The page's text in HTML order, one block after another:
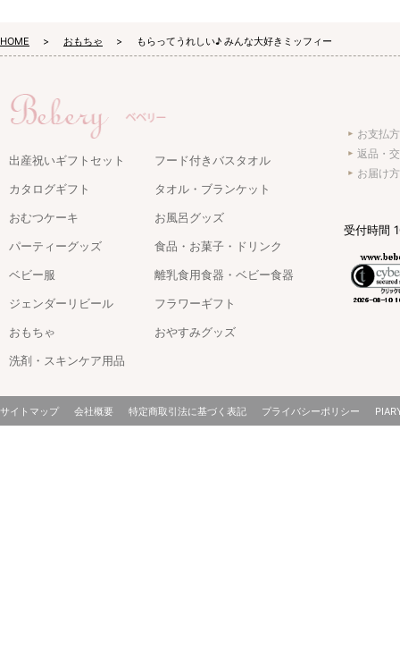
HOME おもちゃ もらってうれしい♪ みんな大好きミッフィー
出産祝いギフトセット
フード付きバスタオル
カタログギフト
タオル・ブランケット
おむつケーキ
お風呂グッズ
パーティーグッズ
食品・お菓子・ドリンク
ベビー服
離乳食用食器・ベビー食器
ジェンダーリビール
フラワーギフト
おもちゃ
おやすみグッズ
洗剤・スキンケア用品
お支払
返品・
お届け
受付時間
サイトマップ 会社概要 特定商取引法に基づく表記 プライバシーポリシー